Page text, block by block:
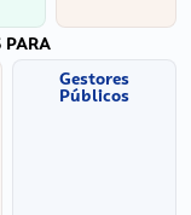
PARA
Gestores
Públicos